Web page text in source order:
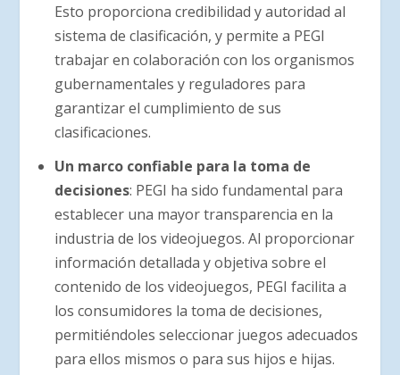
Esto proporciona credibilidad y autoridad al
sistema de clasificación, y permite a PEGI
trabajar en colaboración con los organismos
gubernamentales y reguladores para
garantizar el cumplimiento de sus
clasificaciones.
Un marco confiable para la toma de
decisiones: PEGI ha sido fundamental para
establecer una mayor transparencia en la
industria de los videojuegos. Al proporcionar
información detallada y objetiva sobre el
contenido de los videojuegos, PEGI facilita a
los consumidores la toma de decisiones,
permitiéndoles seleccionar juegos adecuados
para ellos mismos o para sus hijos e hijas.